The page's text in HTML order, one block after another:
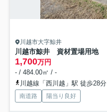
川越市大字鯨井
1,700万円
- / 484.00㎡ / -
川越線「西川越」駅 徒歩28分
南道路 陽当り良好